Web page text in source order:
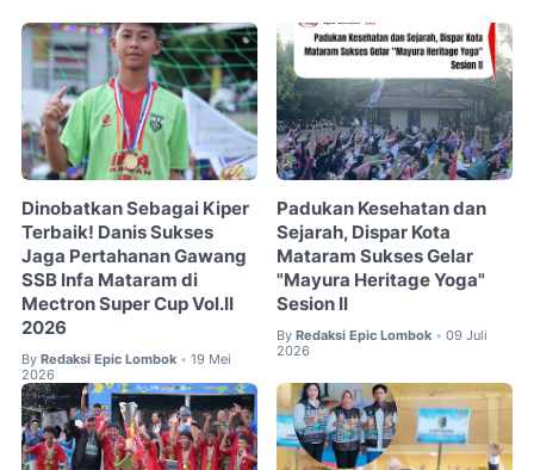
Dinobatkan Sebagai Kiper
Terbaik! Danis Sukses
Jaga Pertahanan Gawang
SSB Infa Mataram di
Mectron Super Cup Vol.II
2026
By Redaksi Epic Lombok • 19 Mei
2026
Padukan Kesehatan dan
Sejarah, Dispar Kota
Mataram Sukses Gelar
"Mayura Heritage Yoga"
Sesion II
By Redaksi Epic Lombok • 09 Juli
2026